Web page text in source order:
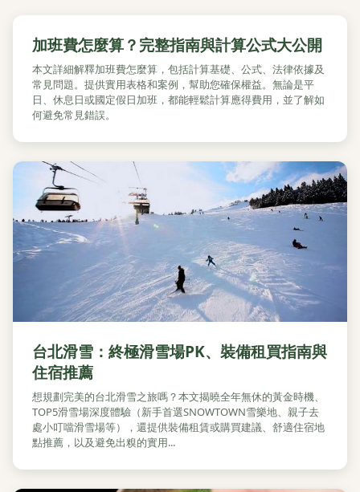
加班費怎麼算？完整指南與計算公式大公開
本文詳細解釋加班費怎麼算，包括計算基礎、公式、法律依據及
常見問題。提供實用表格和案例，幫助您確保權益。無論是平
日、休息日或國定假日加班，都能輕鬆計算應得費用，並了解如
何避免常見錯誤。
台北滑雪：終極滑雪場PK、裝備租買指南與
住宿推薦
想規劃完美的台北滑雪之旅嗎？本文揭曉全年無休的黃金時機、
TOP5滑雪場深度體驗（新手首選SNOWTOWN雪樂地、親子去
處小叮噹滑雪場等），還提供裝備租賃或購買建議、舒適住宿地
點推薦，以及避免出糗的實用...